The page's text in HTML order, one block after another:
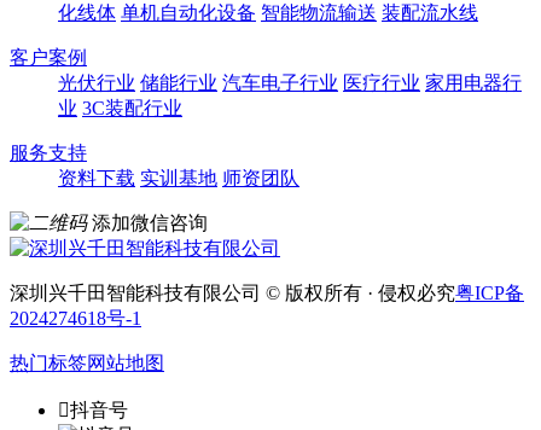
化线体 单机自动化设备 智能物流输送 装配流水线
客户案例
光伏行业 储能行业 汽车电子行业 医疗行业 家用电器行
业 3C装配行业
服务支持
资料下载 实训基地 师资团队
添加微信咨询
深圳兴千田智能科技有限公司 © 版权所有 · 侵权必究粤ICP备
2024274618号-1
热门标签网站地图
抖音号